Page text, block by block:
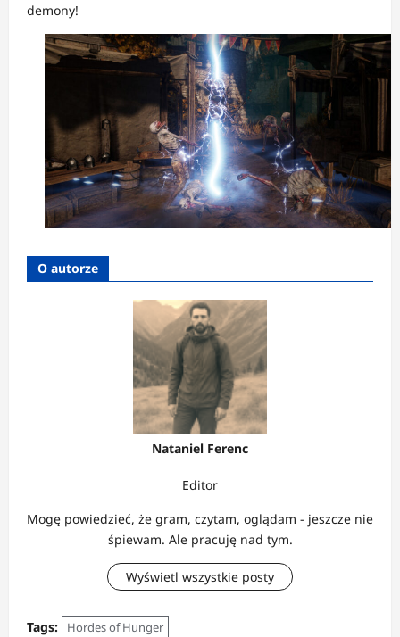
demony!
O autorze
Nataniel Ferenc
Editor
Mogę powiedzieć, że gram, czytam, oglądam - jeszcze nie
śpiewam. Ale pracuję nad tym.
Wyświetl wszystkie posty
Tags: Hordes of Hunger